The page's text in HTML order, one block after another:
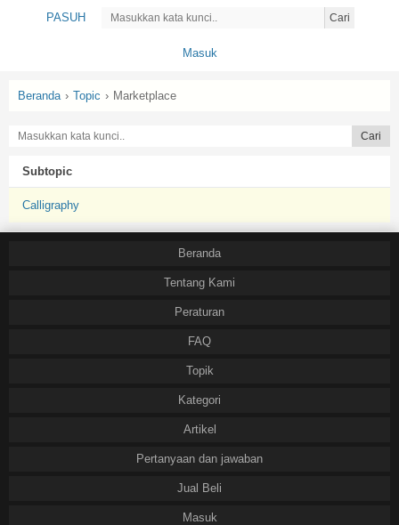
PASUH Cari
Masuk
Beranda › Topic › Marketplace
Subtopic
Calligraphy
Beranda
Tentang Kami
Peraturan
FAQ
Topik
Kategori
Artikel
Pertanyaan dan jawaban
Jual Beli
Masuk